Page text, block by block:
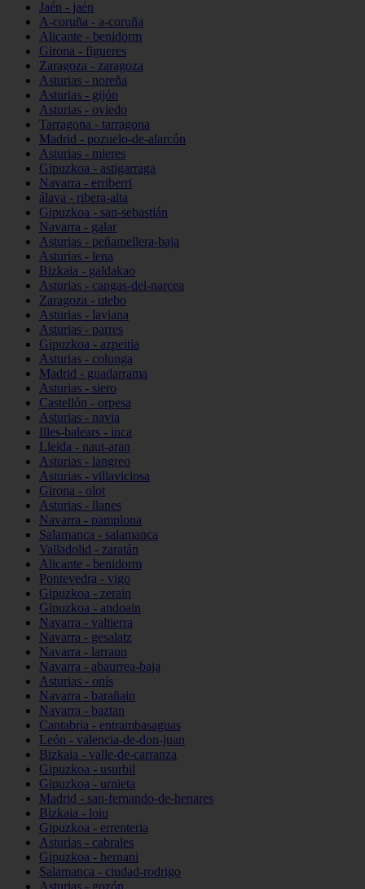
Jaén - jaén
A-coruña - a-coruña
Alicante - benidorm
Girona - figueres
Zaragoza - zaragoza
Asturias - noreña
Asturias - gijón
Asturias - oviedo
Tarragona - tarragona
Madrid - pozuelo-de-alarcón
Asturias - mieres
Gipuzkoa - astigarraga
Navarra - erriberri
álava - ribera-alta
Gipuzkoa - san-sebastián
Navarra - galar
Asturias - peñamellera-baja
Asturias - lena
Bizkaia - galdakao
Asturias - cangas-del-narcea
Zaragoza - utebo
Asturias - laviana
Asturias - parres
Gipuzkoa - azpeitia
Asturias - colunga
Madrid - guadarrama
Asturias - siero
Castellón - orpesa
Asturias - navia
Illes-balears - inca
Lleida - naut-aran
Asturias - langreo
Asturias - villaviciosa
Girona - olot
Asturias - llanes
Navarra - pamplona
Salamanca - salamanca
Valladolid - zaratán
Alicante - benidorm
Pontevedra - vigo
Gipuzkoa - zerain
Gipuzkoa - andoain
Navarra - valtierra
Navarra - gesalatz
Navarra - larraun
Navarra - abaurrea-baja
Asturias - onís
Navarra - barañain
Navarra - baztan
Cantabria - entrambasaguas
León - valencia-de-don-juan
Bizkaia - valle-de-carranza
Gipuzkoa - usurbil
Gipuzkoa - urnieta
Madrid - san-fernando-de-henares
Bizkaia - loiu
Gipuzkoa - errenteria
Asturias - cabrales
Gipuzkoa - hernani
Salamanca - ciudad-rodrigo
Asturias - gozón